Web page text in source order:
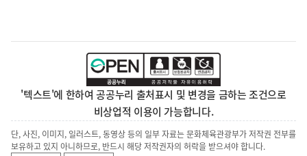
'텍스트'에 한하여 공공누리 출처표시 및 변경을 금하는 조건으로
비상업적 이용이 가능합니다.
단, 사진, 이미지, 일러스트, 동영상 등의 일부 자료는 문화체육관광부가 저작권 전부를
보유하고 있지 아니하므로, 반드시 해당 저작권자의 허락을 받으셔야 합니다.